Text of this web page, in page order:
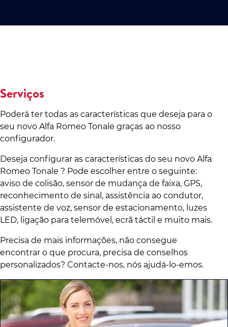
Serviços
Poderá ter todas as características que deseja para o
seu novo Alfa Romeo Tonale graças ao nosso
configurador.
Deseja configurar as características do seu novo Alfa
Romeo Tonale ? Pode escolher entre o seguinte:
aviso de colisão, sensor de mudança de faixa, GPS,
reconhecimento de sinal, assistência ao condutor,
assistente de voz, sensor de estacionamento, luzes
LED, ligação para telemóvel, ecrã táctil e muito mais.
Precisa de mais informações, não consegue
encontrar o que procura, precisa de conselhos
personalizados? Contacte-nos, nós ajudá-lo-emos.